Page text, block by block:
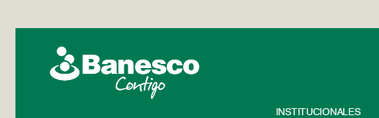
INSTITUCIONALES